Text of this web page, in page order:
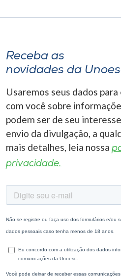
Receba as
novidades da
Usaremos seus dados
com você sobre
podem ser de seu
envio da divulgação, a
mais detalhes, leia nossa
privacidade.